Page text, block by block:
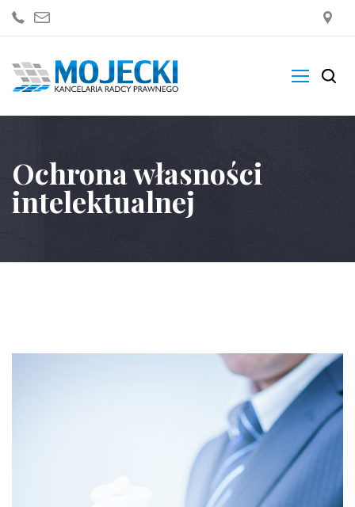
Zakres Usług
Blogi
Ochrona własności
intelektualnej